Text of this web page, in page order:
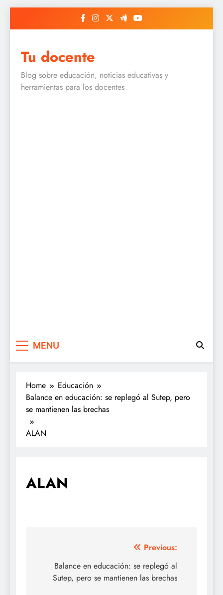
Tu docente
Blog sobre educación, noticias educativas y
herramientas para los docentes
MENU
Home
Educación
Balance en educación: se replegó al Sutep, pero
se mantienen las brechas
ALAN
ALAN
entradas
Previous:
Balance en educación: se replegó al
Sutep, pero se mantienen las brechas